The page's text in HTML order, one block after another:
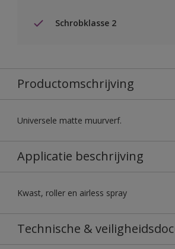
Schrobklasse 2
Productomschrijving
Universele matte muurverf.
Applicatie beschrijving
Kwast, roller en airless spray
Technische &